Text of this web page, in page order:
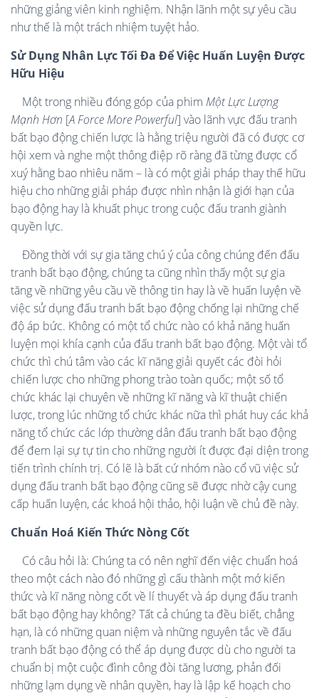
những giảng viên kinh nghiệm. Nhận lãnh một sự yêu cầu
như thế là một trách nhiệm tuyệt hảo.
Sử Dụng Nhân Lực Tối Đa Để Việc Huấn Luyện Được
Hữu Hiệu
Một trong nhiều đóng góp của phim Một Lực Lượng
Mạnh Hơn [A Force More Powerful] vào lãnh vực đấu tranh
bất bạo động chiến lược là hằng triệu người đã có được cơ
hội xem và nghe một thông điệp rõ ràng đã từng được cổ
xuý hằng bao nhiêu năm – là có một giải pháp thay thế hữu
hiệu cho những giải pháp được nhìn nhận là giới hạn của
bạo động hay là khuất phục trong cuộc đấu tranh giành
quyền lực.
Đồng thời với sự gia tăng chú ý của công chúng đến đấu
tranh bất bạo động, chúng ta cũng nhìn thấy một sự gia
tăng về những yêu cầu về thông tin hay là về huấn luyện về
việc sử dụng đấu tranh bất bạo động chống lại những chế
độ áp bức. Không có một tổ chức nào có khả năng huấn
luyện mọi khía cạnh của đấu tranh bất bạo động. Một vài tổ
chức thì chú tâm vào các kĩ năng giải quyết các đòi hỏi
chiến lược cho những phong trào toàn quốc; một số tổ
chức khác lại chuyên về những kĩ năng và kĩ thuật chiến
lược, trong lúc những tổ chức khác nữa thì phát huy các khả
năng tổ chức các lớp thường dân đấu tranh bất bạo động
để đem lại sự tự tin cho những người ít được đại diện trong
tiến trình chính trị. Có lẽ là bất cứ nhóm nào cổ vũ việc sử
dụng đấu tranh bất bạo động cũng sẽ được nhờ cậy cung
cấp huấn luyện, các khoá hội thảo, hội luận về chủ đề này.
Chuẩn Hoá Kiến Thức Nòng Cốt
Có câu hỏi là: Chúng ta có nên nghĩ đến việc chuẩn hoá
theo một cách nào đó những gì cấu thành một mớ kiến
thức và kĩ năng nòng cốt về lí thuyết và áp dụng đấu tranh
bất bạo động hay không? Tất cả chúng ta đều biết, chẳng
hạn, là có những quan niệm và những nguyên tắc về đấu
tranh bất bạo động có thể áp dụng được dù cho người ta
chuẩn bị một cuộc đình công đòi tăng lương, phản đối
những lạm dụng về nhân quyền, hay là lập kế hoạch cho